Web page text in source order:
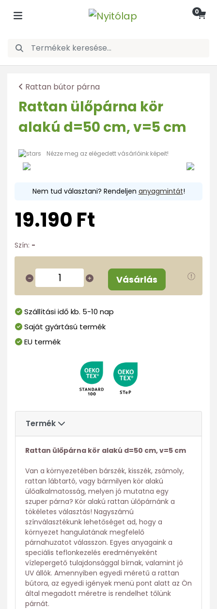
0
Rattan bútor párna
Rattan ülőpárna kör
alakú d=50 cm, v=5 cm
Nézze meg az elégedett vásárlóink képeit!
Nem tud választani? Rendeljen anyagmintát!
19.190 Ft
Szín: -
Vásárlás
Szállítási idő kb. 5-10 nap
Saját gyártású termék
EU termék
Termék
Rattan ülőpárna kör alakú d=50 cm, v=5 cm
Van a környezetében bárszék, kisszék, zsámoly,
rattan lábtartó, vagy bármilyen kör alakú
ülőalkalmatosság, melyen jó mutatna egy
szuper párna? Kör alakú rattan ülőpárnánk a
tökéletes választás! Nagyszámú
színválasztékunk lehetőséget ad, hogy a
környezet hangulatának megfelelő
párnahuzatot válasszon. Egyes anyagaink a
speciális teflonkezelés eredményeként
vízlepergető tulajdonsággal bírnak, valamint jó
UV állók. Amennyiben egyedi méretű a rattan
bútora, az egyedi igények menü pont alatt az Ön
által megadott méretre is rendelhet tőlünk
párnát.